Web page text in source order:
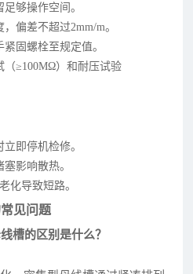
够操作空间。
偏差不超过2mm/m。
固螺栓至规定值。
（≥100MΩ）和耐压试验
即停机检修。
影响散热。
化导致短路。
见问题
槽的区别是什么？